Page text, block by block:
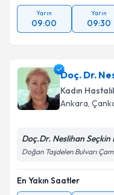
Yarın
09:00
Yarın
09:30
Doç. Dr.
Kadın
Ankara,
Doç.Dr. Neslihan Seçkin
Doğan Taşdelen Bulvarı
En Yakın Saatler